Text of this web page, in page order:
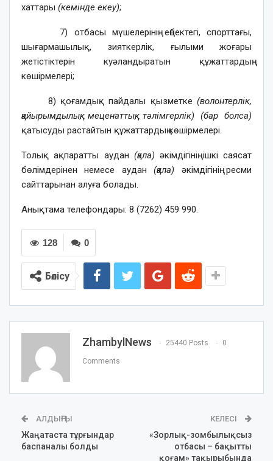
хаттары (кемінде екеу);
7) отбасы мүшелерінің еңбектегі, спорттағы,
шығармашылық, зияткерлік, ғылыми жоғары
жетістіктерін куәландыратын құжаттардың
көшірмелері;
8) қоғамдық пайдалы қызметке (волонтерлік,
қайырымдылық, меценаттық, тәлімгерлік) (бар болса)
қатысуды растайтын құжаттардың көшірмелері.
Толық ақпаратты аудан (қала) әкімдігінің ішкі саясат
бөлімдерінен немесе аудан(қала) әкімдігінің ресми
сайттарынан алуға болады.
Анықтама телефондары: 8 (7262) 459 990.
0
128
Бөлісу
ZhambylNews 25440 Posts 0
Comments
АЛДЫҢҒЫ
Жаңатаста тұрғындар
баспаналы болды
КЕЛЕСІ
«Зорлық-зомбылықсыз
отбасы – бақытты
қоғам» тақырыбында